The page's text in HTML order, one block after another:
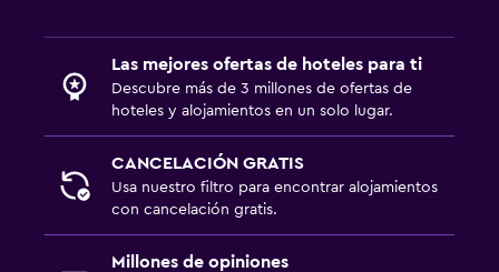
Las mejores ofertas de hoteles para ti
Descubre más de 3 millones de ofertas de
hoteles y alojamientos en un solo lugar.
CANCELACIÓN GRATIS
Usa nuestro filtro para encontrar alojamientos
con cancelación gratis.
Millones de opiniones